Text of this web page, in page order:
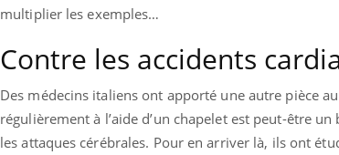
multiplier les exemples…
Contre les accidents
Des médecins italiens ont apporté une autre pièce
régulièrement à l’aide d’un chapelet est peut-être
les attaques cérébrales. Pour en arriver là, ils ont